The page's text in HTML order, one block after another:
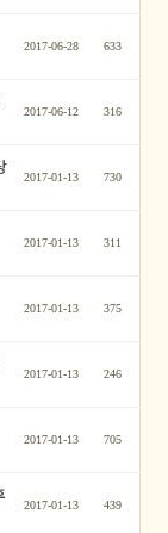
2017-06-28 633
2017-06-12 316
2017-01-13 730
2017-01-13 311
2017-01-13 375
2017-01-13 246
2017-01-13 705
2017-01-13 439